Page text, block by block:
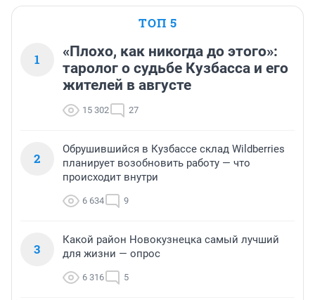
ТОП 5
1
«Плохо, как никогда до этого»:
таролог о судьбе Кузбасса и его
жителей в августе
15 302 27
2
Обрушившийся в Кузбассе склад Wildberries
планирует возобновить работу — что
происходит внутри
6 634 9
3
Какой район Новокузнецка самый лучший
для жизни — опрос
6 316 5